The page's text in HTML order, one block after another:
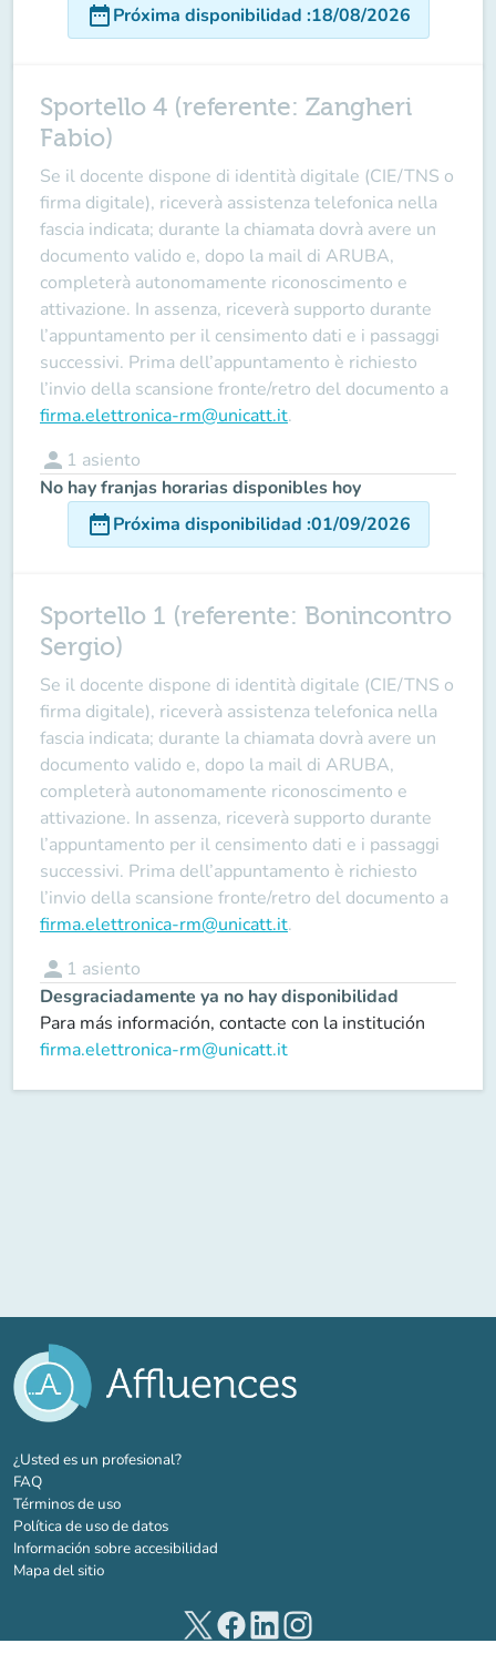
date_rangePróxima disponibilidad :18/08/2026
Sportello 4 (referente: Zangheri
Fabio)
Se il docente dispone di identità digitale (CIE/TNS o
firma digitale), riceverà assistenza telefonica nella
fascia indicata; durante la chiamata dovrà avere un
documento valido e, dopo la mail di ARUBA,
completerà autonomamente riconoscimento e
attivazione. In assenza, riceverà supporto durante
l’appuntamento per il censimento dati e i passaggi
successivi. Prima dell’appuntamento è richiesto
l’invio della scansione fronte/retro del documento a
firma.elettronica-rm@unicatt.it.
person 1 asiento
No hay franjas horarias disponibles hoy
date_rangePróxima disponibilidad :01/09/2026
Sportello 1 (referente: Bonincontro
Sergio)
Se il docente dispone di identità digitale (CIE/TNS o
firma digitale), riceverà assistenza telefonica nella
fascia indicata; durante la chiamata dovrà avere un
documento valido e, dopo la mail di ARUBA,
completerà autonomamente riconoscimento e
attivazione. In assenza, riceverà supporto durante
l’appuntamento per il censimento dati e i passaggi
successivi. Prima dell’appuntamento è richiesto
l’invio della scansione fronte/retro del documento a
firma.elettronica-rm@unicatt.it.
person 1 asiento
Desgraciadamente ya no hay disponibilidad
Para más información, contacte con la institución
firma.elettronica-rm@unicatt.it
¿Usted es un profesional?(nueva pestaña)
FAQ
Términos de uso
Política de uso de datos
Información sobre accesibilidad
Mapa del sitio
(nueva pestaña)
(nueva pestaña)
(nueva pestaña)